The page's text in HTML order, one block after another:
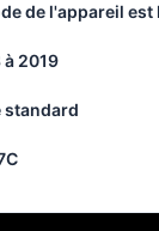
de l'appareil
à 2019
standard